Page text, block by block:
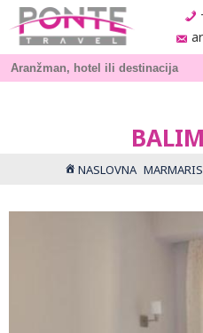
NASLOVNA MARMARIS